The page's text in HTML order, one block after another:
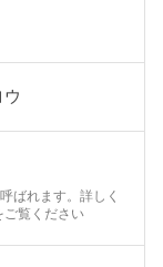
ばれます。詳しく
ご覧ください